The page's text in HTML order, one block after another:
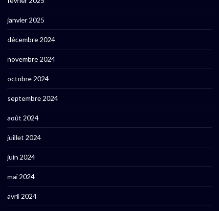
janvier 2025
décembre 2024
novembre 2024
octobre 2024
septembre 2024
août 2024
juillet 2024
juin 2024
mai 2024
avril 2024